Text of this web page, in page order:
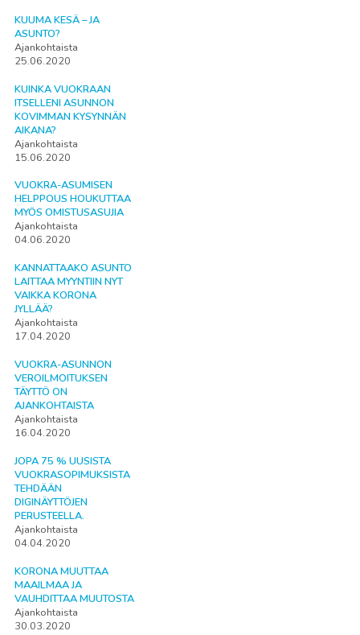
KUUMA KESÄ – JA
ASUNTO?
Ajankohtaista
25.06.2020
KUINKA VUOKRAAN
ITSELLENI ASUNNON
KOVIMMAN KYSYNNÄN
AIKANA?
Ajankohtaista
15.06.2020
VUOKRA-ASUMISEN
HELPPOUS HOUKUTTAA
MYÖS OMISTUSASUJIA
Ajankohtaista
04.06.2020
KANNATTAAKO ASUNTO
LAITTAA MYYNTIIN NYT
VAIKKA KORONA
JYLLÄÄ?
Ajankohtaista
17.04.2020
VUOKRA-ASUNNON
VEROILMOITUKSEN
TÄYTTÖ ON
AJANKOHTAISTA
Ajankohtaista
16.04.2020
JOPA 75 % UUSISTA
VUOKRASOPIMUKSISTA
TEHDÄÄN
DIGINÄYTTÖJEN
PERUSTEELLA.
Ajankohtaista
04.04.2020
KORONA MUUTTAA
MAAILMAA JA
VAUHDITTAA MUUTOSTA
Ajankohtaista
30.03.2020